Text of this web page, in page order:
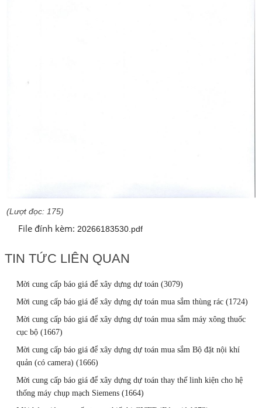
(Lượt đọc: 175)
File đính kèm: 20266183530.pdf
TIN TỨC LIÊN QUAN
Mời cung cấp báo giá để xây dựng dự toán (3079)
Mời cung cấp báo giá để xây dựng dự toán mua sắm thùng rác (1724)
Mời cung cấp báo giá để xây dựng dự toán mua sắm máy xông thuốc
cục bộ (1667)
Mời cung cấp báo giá để xây dựng dự toán mua sắm Bộ đặt nội khí
quản (có camera) (1666)
Mời cung cấp báo giá để xây dựng dự toán thay thế linh kiện cho hệ
thống máy chụp mạch Siemens (1664)